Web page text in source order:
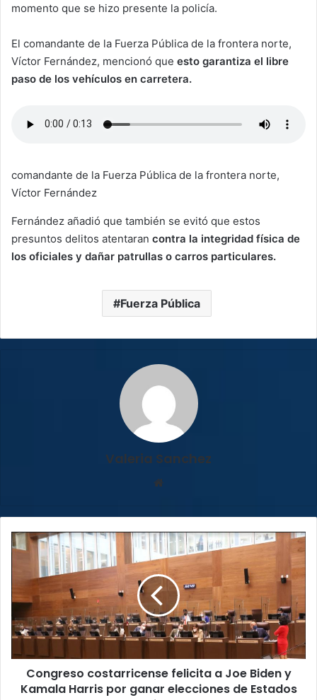
momento que se hizo presente la policía.
El comandante de la Fuerza Pública de la frontera norte,
Víctor Fernández, mencionó que esto garantiza el libre
paso de los vehículos en carretera.
comandante de la Fuerza Pública de la frontera norte,
Víctor Fernández
Fernández añadió que también se evitó que estos
presuntos delitos atentaran contra la integridad física de
los oficiales y dañar patrullas o carros particulares.
Fuerza Pública
Valeria Sanchez
Congreso
costarricense
felicita
Joe
Biden
y
Kamala
Harris
ganar
Congreso costarricense felicita a Joe Biden y
Kamala Harris por ganar elecciones de Estados